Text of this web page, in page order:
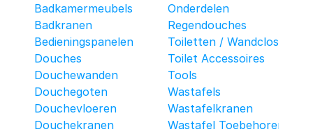
Badkamermeubels
Badkranen
Bedieningspanelen
Douches
Douchewanden
Douchegoten
Douchevloeren
Douchekranen
Onderdelen
Regendouches
Toiletten / Wandcloset
Toilet Accessoires
Tools
Wastafels
Wastafelkranen
Wastafel Toebehoren